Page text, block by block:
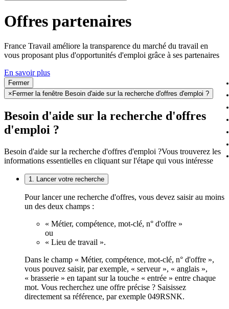
Offres partenaires
France Travail améliore la transparence du marché du travail en
vous proposant plus d'opportunités d'emploi grâce à ses partenaires
En savoir plus
Fermer
× Fermer la fenêtre Besoin d'aide sur la recherche d'offres d'emploi ?
Besoin d'aide sur la recherche d'offres
d'emploi ?
Besoin d'aide sur la recherche d'offres d'emploi ?Vous trouverez les
informations essentielles en cliquant sur l'étape qui vous intéresse
1. Lancer votre recherche
Pour lancer une recherche d'offres, vous devez saisir au moins
un des deux champs :
« Métier, compétence, mot-clé, n° d'offre »
ou
« Lieu de travail ».
Dans le champ « Métier, compétence, mot-clé, n° d'offre »,
vous pouvez saisir, par exemple, « serveur », « anglais »,
« brasserie » en tapant sur la touche « entrée » entre chaque
mot. Vous recherchez une offre précise ? Saisissez
directement sa référence, par exemple 049RSNK.